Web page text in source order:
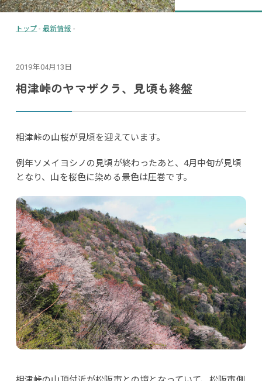
トップ - 最新情報 -
2019年04月13日
相津峠のヤマザクラ、見頃も終盤
相津峠の山桜が見頃を迎えています。
例年ソメイヨシノの見頃が終わったあと、4月中旬が見頃
となり、山を桜色に染める景色は圧巻です。